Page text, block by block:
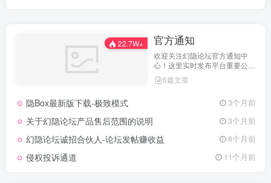
22.7W+ 官方通知
欢迎关注幻隐论坛官方通知中
心！这里实时发布平台重要公
告、活动规则、功能更新、安全
提醒及用户权益说明，确保每位
们坚持公开透明，通过权威通知
坛获得更优质、安全的使用体
息！
6篇文章
隐Box最新版下载-极致模式 3个月前
关于幻隐论坛产品售后范围的说明 3个月前
幻隐论坛诚招合伙人-论坛发帖赚收益 8个月前
侵权投诉通道 11个月前